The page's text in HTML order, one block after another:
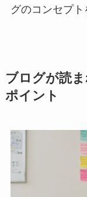
グのコンセプト
ブログが読
ポイント